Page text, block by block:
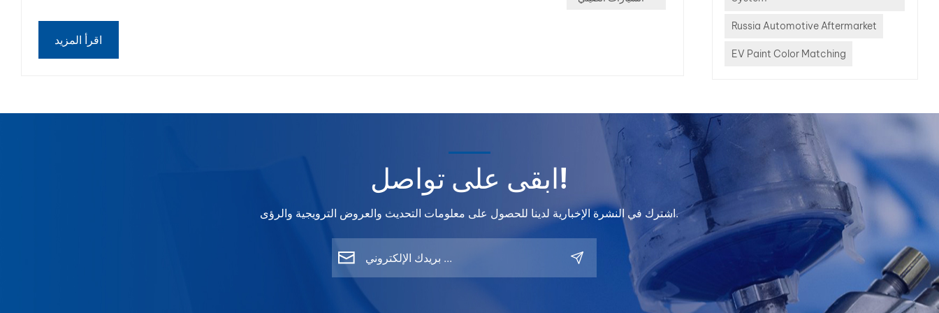
Russia Automotive Aftermarket
EV Paint Color Matching
Can AI color
system is
designed for
speed, precision,
and intelligent
management. This
is exactly why the
WISETONE PLUS
Intelligent Mixing
System was
developed. The
Biggest Problem in
اقرأ المزيد
ابقى على تواصل!
اشترك في النشرة الإخبارية لدينا للحصول على معلومات التحديث والعروض الترويجية والرؤى.